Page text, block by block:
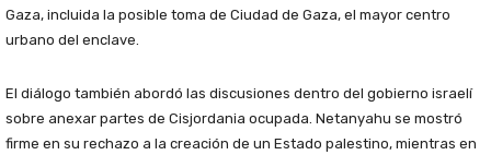
Gaza, incluida la posible toma de Ciudad de Gaza, el mayor centro
urbano del enclave.
El diálogo también abordó las discusiones dentro del gobierno israelí
sobre anexar partes de Cisjordania ocupada. Netanyahu se mostró
firme en su rechazo a la creación de un Estado palestino, mientras en